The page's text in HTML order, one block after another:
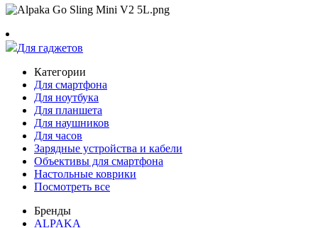
Для гаджетов
Категории
Для смартфона
Для ноутбука
Для планшета
Для наушников
Для часов
Зарядные устройства и кабели
Объективы для смартфона
Настольные коврики
Посмотреть все
Бренды
ALPAKA